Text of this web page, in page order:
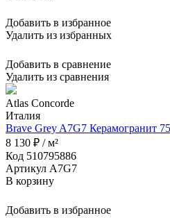
Добавить в избранное
Удалить из избранных
Добавить в сравнение
Удалить из сравнения
Atlas Concorde
Италия
Brave Grey A7G7 Керамогранит
8 130 ₽ / м²
Код 510795886
Артикул A7G7
В корзину
Добавить в избранное